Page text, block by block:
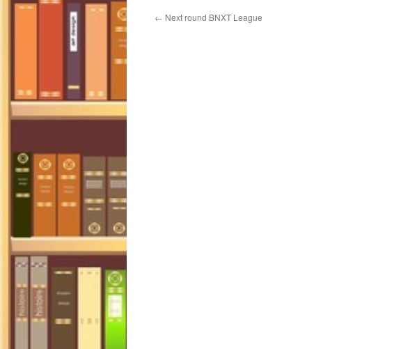
← Next round BNXT League